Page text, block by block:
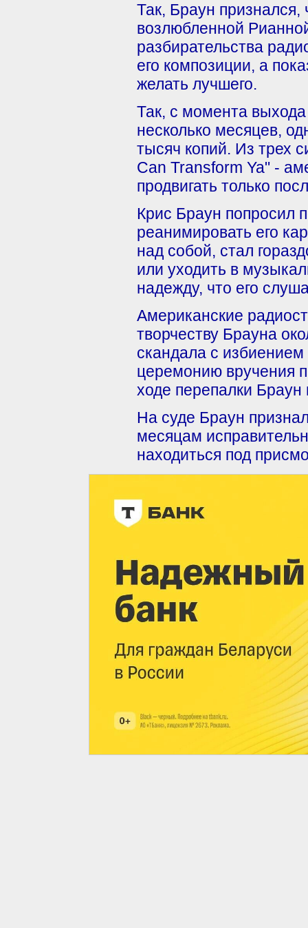
Так, Браун
возлюбленной
разбирательства
его композиции, а
желать лучшего.
Так, с момента
несколько месяцев,
тысяч копий. Из трех
Can Transform Ya" -
продвигать только
Крис Браун попросил
реанимировать его
над собой, стал
или уходить в
надежду, что его
Американские
творчеству Брауна
скандала с
церемонию вручения
ходе перепалки Браун
На суде Браун
месяцам
находиться под